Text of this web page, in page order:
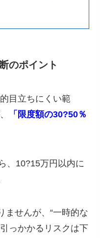
のポイント
目立ちにくい範
「限度額の30?50％
、10?15万円以内に
ませんが、“一時的な
っかかるリスクは下